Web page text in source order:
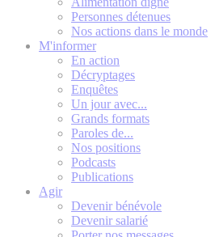
Personnes détenues
Nos actions dans le monde
M'informer
En action
Décryptages
Enquêtes
Un jour avec...
Grands formats
Paroles de...
Nos positions
Podcasts
Publications
Agir
Devenir bénévole
Devenir salarié